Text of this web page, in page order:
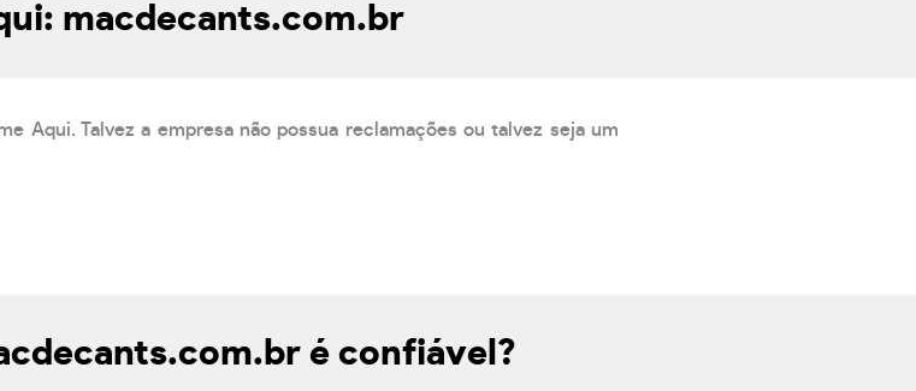
macdecants.com.br
Aqui. Talvez a empresa não possua reclamações ou talvez seja um
é confiável?